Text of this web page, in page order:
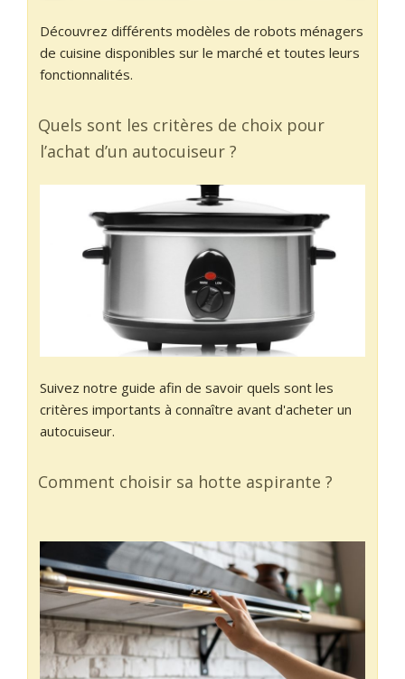
Découvrez différents modèles de robots ménagers
de cuisine disponibles sur le marché et toutes leurs
fonctionnalités.
Quels sont les critères de choix pour
l’achat d’un autocuiseur ?
Suivez notre guide afin de savoir quels sont les
critères importants à connaître avant d'acheter un
autocuiseur.
Comment choisir sa hotte aspirante ?